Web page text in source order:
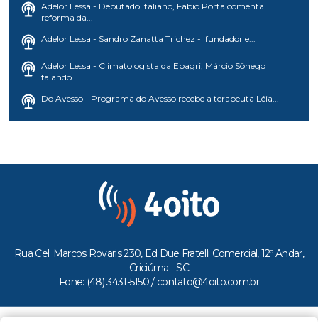
Adelor Lessa - Deputado italiano, Fabio Porta comenta
reforma da...
Adelor Lessa - Sandro Zanatta Trichez - fundador e...
Adelor Lessa - Climatologista da Epagri, Márcio Sônego
falando...
Do Avesso - Programa do Avesso recebe a terapeuta Léia...
Rua Cel. Marcos Rovaris 230, Ed Due Fratelli Comercial, 12º Andar,
Criciúma - SC
Fone: (48) 3431-5150 / contato@4oito.com.br